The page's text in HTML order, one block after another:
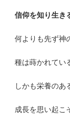
信仰を知り生き
何よりも先ず神
種は蒔かれてい
しかも栄養のあ
成長を思い起こ